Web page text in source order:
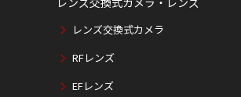
レンズ交換式カメラ
RFレンズ
EFレンズ